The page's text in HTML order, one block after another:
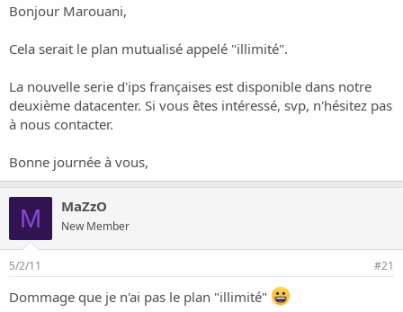
Bonjour Marouani,
Cela serait le plan mutualisé appelé "illimité".
La nouvelle serie d'ips françaises est disponible dans notre
deuxième datacenter. Si vous êtes intéressé, svp, n'hésitez pas
à nous contacter.
Bonne journée à vous,
M MaZzO
New Member
5/2/11 #21
Dommage que je n'ai pas le plan "illimité"